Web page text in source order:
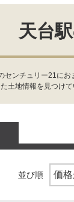
天台
ンチュリー21に
地情報を見つけ
並び順